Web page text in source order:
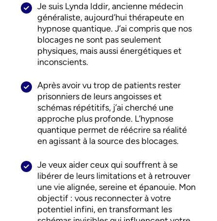
Je suis Lynda Iddir, ancienne médecin
généraliste, aujourd’hui thérapeute en
hypnose quantique. J’ai compris que nos
blocages ne sont pas seulement
physiques, mais aussi énergétiques et
inconscients.
Après avoir vu trop de patients rester
prisonniers de leurs angoisses et
schémas répétitifs, j’ai cherché une
approche plus profonde. L’hypnose
quantique permet de réécrire sa réalité
en agissant à la source des blocages.
Je veux aider ceux qui souffrent à se
libérer de leurs limitations et à retrouver
une vie alignée, sereine et épanouie. Mon
objectif : vous reconnecter à votre
potentiel infini, en transformant les